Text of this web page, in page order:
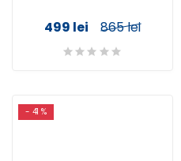
499 lei 865 lei
- 41 %